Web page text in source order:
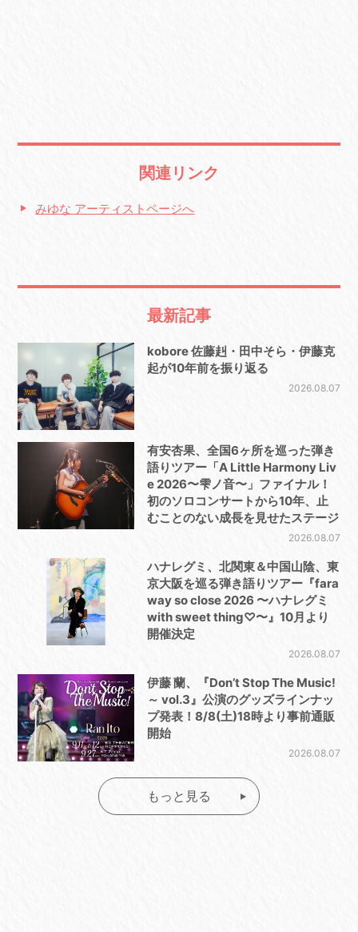
関連リンク
みゆな アーティストページへ
最新記事
kobore 佐藤赳・田中そら・伊藤克
起が10年前を振り返る
2026.08.07
有安杏果、全国6ヶ所を巡った弾き
語りツアー「A Little Harmony Liv
e 2026〜雫ノ音〜」ファイナル！
初のソロコンサートから10年、止
むことのない成長を見せたステージ
2026.08.07
ハナレグミ、北関東＆中国山陰、東
京大阪を巡る弾き語りツアー『fara
way so close 2026 〜ハナレグミ
with sweet thing♡〜』10月より
開催決定
2026.08.07
伊藤 蘭、『Don’t Stop The Music!
～ vol.3』公演のグッズラインナッ
プ発表！8/8(土)18時より事前通販
開始
2026.08.07
もっと見る